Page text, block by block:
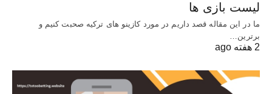
لیست بازی ها
ما در این مقاله قصد داریم در مورد کازینو های ترکیه صحبت کنیم و
برترین…
2 هفته ago